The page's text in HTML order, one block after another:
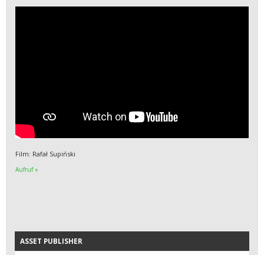
Film: Rafał Supiński
Aufruf »
ASSET PUBLISHER
ASSET PUBLISHER